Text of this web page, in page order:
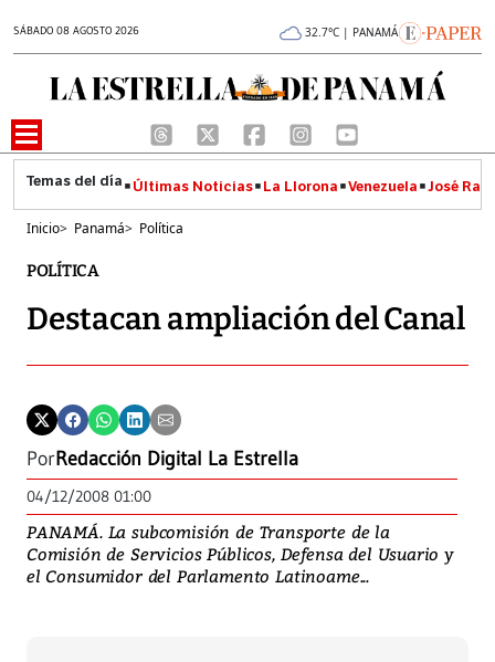
SÁBADO 08 AGOSTO 2026 32.7°C | PANAMÁ
Últimas Noticias La Llorona Venezuela José
Inicio> Panamá> Política
POLÍTICA
Destacan ampliación del Canal
PorRedacción Digital La Estrella
04/12/2008 01:00
PANAMÁ. La subcomisión de Transporte de la
Comisión de Servicios Públicos, Defensa del Usuario y
el Consumidor del Parlamento Latinoame...